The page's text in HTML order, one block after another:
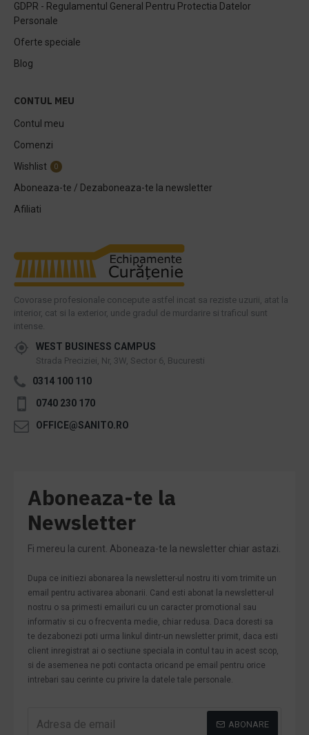
GDPR - Regulamentul General Pentru Protectia Datelor
Personale
Oferte speciale
Blog
CONTUL MEU
Contul meu
Comenzi
Wishlist
0
Aboneaza-te / Dezaboneaza-te la newsletter
Afiliati
Covorase profesionale concepute astfel incat sa reziste uzurii, atat la
interior, cat si la exterior, unde gradul de murdarire si traficul sunt
intense.
WEST BUSINESS CAMPUS
Strada Preciziei, Nr, 3W, Sector 6, Bucuresti
0314 100 110
0740 230 170
OFFICE@SANITO.RO
Aboneaza-te la
Newsletter
Fi mereu la curent. Aboneaza-te la newsletter chiar astazi.
Dupa ce initiezi abonarea la newsletter-ul nostru iti vom trimite un
email pentru activarea abonarii. Cand esti abonat la newsletter-ul
nostru o sa primesti emailuri cu un caracter promotional sau
informativ si cu o frecventa medie, chiar redusa. Daca doresti sa
te dezabonezi poti urma linkul dintr-un newsletter primit, daca esti
client inregistrat ai o sectiune speciala in contul tau in acest scop,
si de asemenea ne poti contacta oricand pe email pentru orice
intrebari sau cerinte cu privire la datele tale personale.
ABONARE